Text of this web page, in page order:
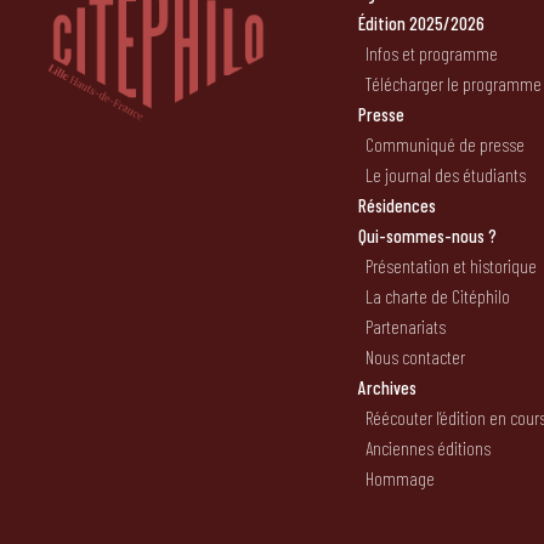
Édition 2025/2026
Infos et programme
Télécharger le programme
Presse
Communiqué de presse
Le journal des étudiants
Résidences
Qui-sommes-nous ?
Présentation et historique
La charte de Citéphilo
Partenariats
Nous contacter
Archives
Réécouter l’édition en
Anciennes éditions
Hommage